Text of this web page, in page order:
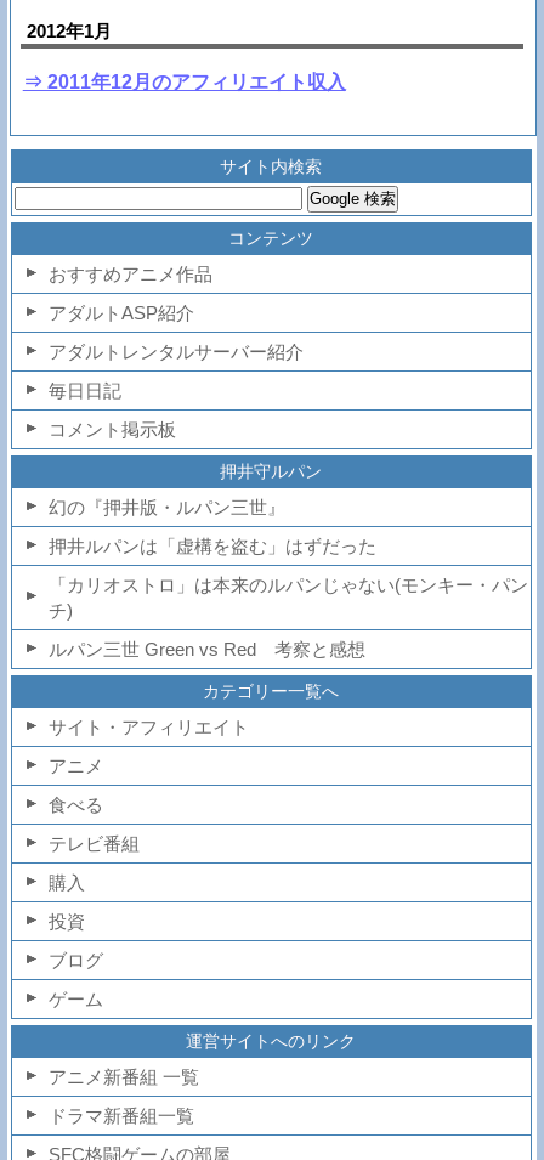
2012年1月
⇒ 2011年12月のアフィリエイト収入
サイト内検索
コンテンツ
おすすめアニメ作品
アダルトASP紹介
アダルトレンタルサーバー紹介
毎日日記
コメント掲示板
押井守ルパン
幻の『押井版・ルパン三世』
押井ルパンは「虚構を盗む」はずだった
「カリオストロ」は本来のルパンじゃない(モンキー・パン
チ)
ルパン三世 Green vs Red 考察と感想
カテゴリー一覧へ
サイト・アフィリエイト
アニメ
食べる
テレビ番組
購入
投資
ブログ
ゲーム
運営サイトへのリンク
アニメ新番組 一覧
ドラマ新番組一覧
SFC格闘ゲームの部屋